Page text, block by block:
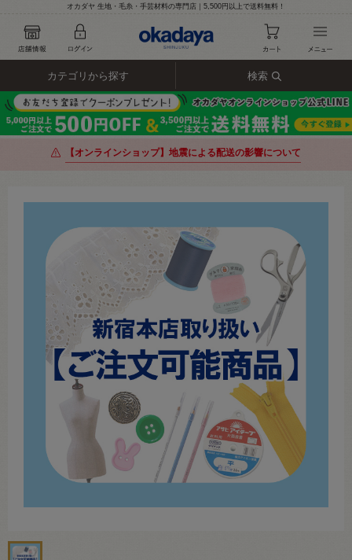
オカダヤ 生地・毛糸・手芸材料の専門店｜5,500円以上で送料無料！
カテゴリから探す 検索
【オンラインショップ】地震による配送の影響について